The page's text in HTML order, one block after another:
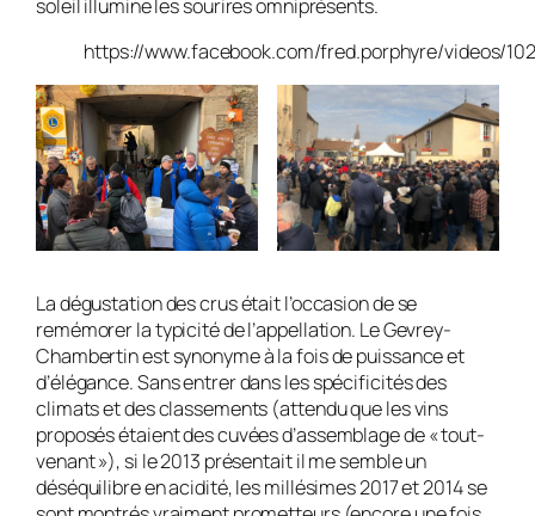
soleil illumine les sourires omniprésents.
https://www.facebook.com/fred.porphyre/videos/
La dégustation des crus était l’occasion de se
remémorer la typicité de l’appellation. Le Gevrey-
Chambertin est synonyme à la fois de puissance et
d’élégance. Sans entrer dans les spécificités des
climats et des classements (attendu que les vins
proposés étaient des cuvées d’assemblage de « tout-
venant »), si le 2013 présentait il me semble un
déséquilibre en acidité, les millésimes 2017 et 2014 se